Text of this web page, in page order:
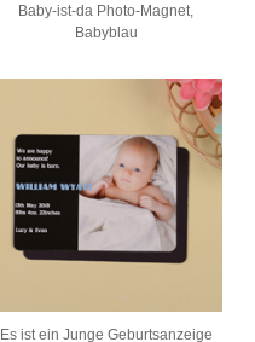
Baby-ist-da Photo-Magnet,
Babyblau
Es ist ein Junge Geburtsanzeige